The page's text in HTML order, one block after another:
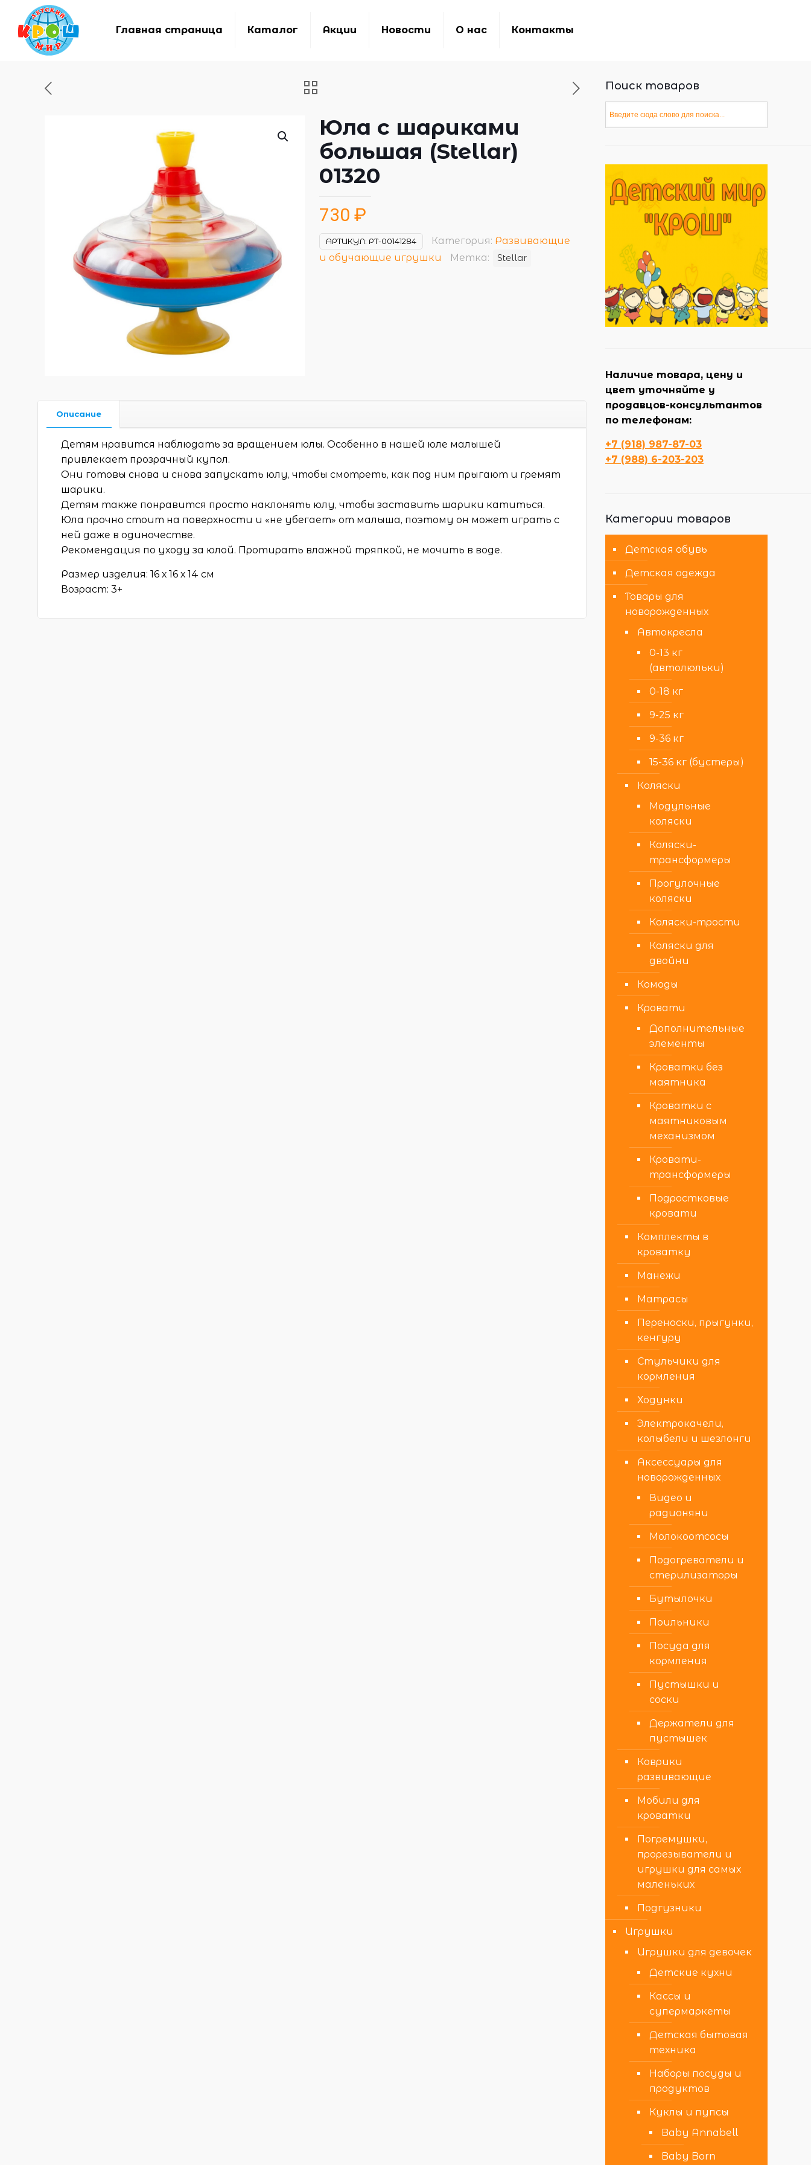
Главная страница Каталог Акции Новости О нас Контакты
Юла с шариками
большая (Stellar)
01320
730 ₽
АРТИКУЛ: РТ-00141284 Категория: Развивающие
и обучающие игрушки
Метка: Stellar
Описание
Детям нравится наблюдать за вращением юлы. Особенно в нашей юле малышей
привлекает прозрачный купол.
Они готовы снова и снова запускать юлу, чтобы смотреть, как под ним прыгают и гремят
шарики.
Детям также понравится просто наклонять юлу, чтобы заставить шарики катиться.
Юла прочно стоит на поверхности и «не убегает» от малыша, поэтому он может играть с
ней даже в одиночестве.
Рекомендация по уходу за юлой. Протирать влажной тряпкой, не мочить в воде.
Размер изделия: 16 х 16 х 14 см
Возраст: 3+
Поиск товаров
Наличие товара, цену и
цвет уточняйте у
продавцов-консультантов
по телефонам:
+7 (918) 987-87-03
+7 (988) 6-203-203
Категории товаров
Детская обувь
Детская одежда
Товары для
новорожденных
Автокресла
0-13 кг
(автолюльки)
0-18 кг
9-25 кг
9-36 кг
15-36 кг (бустеры)
Коляски
Модульные
коляски
Коляски-
трансформеры
Прогулочные
коляски
Коляски-трости
Коляски для
двойни
Комоды
Кровати
Дополнительные
элементы
Кроватки без
маятника
Кроватки с
маятниковым
механизмом
Кровати-
трансформеры
Подростковые
кровати
Комплекты в
кроватку
Манежи
Матрасы
Переноски, прыгунки,
кенгуру
Стульчики для
кормления
Ходунки
Электрокачели,
колыбели и шезлонги
Аксессуары для
новорожденных
Видео и
радионяни
Молокоотсосы
Подогреватели и
стерилизаторы
Бутылочки
Поильники
Посуда для
кормления
Пустышки и
соски
Держатели для
пустышек
Коврики
развивающие
Мобили для
кроватки
Погремушки,
прорезыватели и
игрушки для самых
маленьких
Подгузники
Игрушки
Игрушки для девочек
Детские кухни
Кассы и
супермаркеты
Детская бытовая
техника
Наборы посуды и
продуктов
Куклы и пупсы
Baby Annabell
Baby Born